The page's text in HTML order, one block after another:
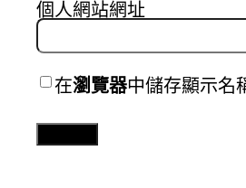
個人網站網址
在瀏覽器中儲存顯示名